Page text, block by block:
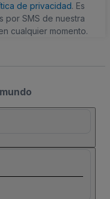
de privacidad. Es
por SMS de nuestra
cualquier momento.